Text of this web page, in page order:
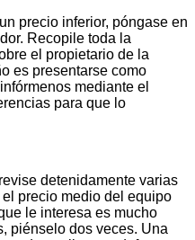
precio inferior, póngase en
Recopile toda la
el propietario de la
es presentarse como
mediante el
para que lo
detenidamente varias
precio medio del equipo
le interesa es mucho
piénselo dos veces. Una